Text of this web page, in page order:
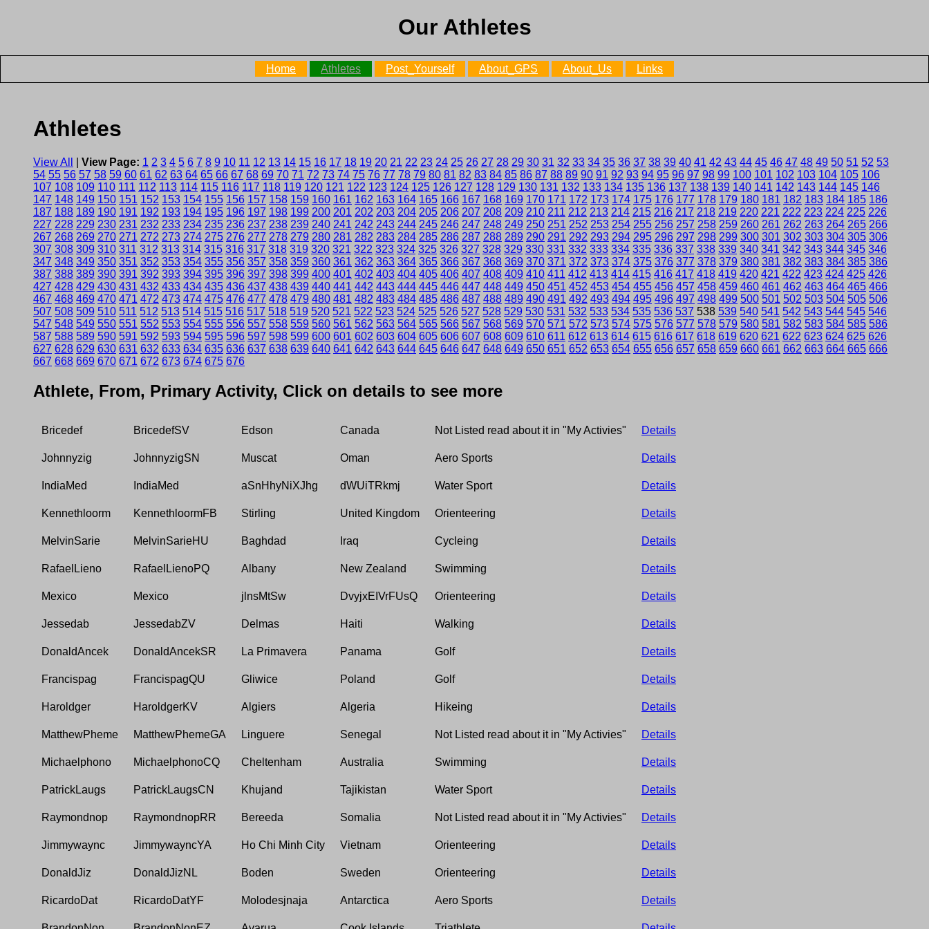
Our Athletes
Home Athletes Post_Yourself About_GPS About_Us Links
Athletes
View All View Page: 1 2 3 4 5 6 7 8 9 10 11 12 13 14 15 16 17 18 19 20 21 22 23 24 25 26 27 28 29 30 31 32 33 34 35 36 37 38 39 40 41 42 43 44 45 46 47 48 49 50 51 52 53
54 55 56 57 58 59 60 61 62 63 64 65 66 67 68 69 70 71 72 73 74 75 76 77 78 79 80 81 82 83 84 85 86 87 88 89 90 91 92 93 94 95 96 97 98 99 100 101 102 103 104 105 106
107 108 109 110 111 112 113 114 115 116 117 118 119 120 121 122 123 124 125 126 127 128 129 130 131 132 133 134 135 136 137 138 139 140 141 142 143 144 145 146
147 148 149 150 151 152 153 154 155 156 157 158 159 160 161 162 163 164 165 166 167 168 169 170 171 172 173 174 175 176 177 178 179 180 181 182 183 184 185 186
187 188 189 190 191 192 193 194 195 196 197 198 199 200 201 202 203 204 205 206 207 208 209 210 211 212 213 214 215 216 217 218 219 220 221 222 223 224 225 226
227 228 229 230 231 232 233 234 235 236 237 238 239 240 241 242 243 244 245 246 247 248 249 250 251 252 253 254 255 256 257 258 259 260 261 262 263 264 265 266
267 268 269 270 271 272 273 274 275 276 277 278 279 280 281 282 283 284 285 286 287 288 289 290 291 292 293 294 295 296 297 298 299 300 301 302 303 304 305 306
307 308 309 310 311 312 313 314 315 316 317 318 319 320 321 322 323 324 325 326 327 328 329 330 331 332 333 334 335 336 337 338 339 340 341 342 343 344 345 346
347 348 349 350 351 352 353 354 355 356 357 358 359 360 361 362 363 364 365 366 367 368 369 370 371 372 373 374 375 376 377 378 379 380 381 382 383 384 385 386
387 388 389 390 391 392 393 394 395 396 397 398 399 400 401 402 403 404 405 406 407 408 409 410 411 412 413 414 415 416 417 418 419 420 421 422 423 424 425 426
427 428 429 430 431 432 433 434 435 436 437 438 439 440 441 442 443 444 445 446 447 448 449 450 451 452 453 454 455 456 457 458 459 460 461 462 463 464 465 466
467 468 469 470 471 472 473 474 475 476 477 478 479 480 481 482 483 484 485 486 487 488 489 490 491 492 493 494 495 496 497 498 499 500 501 502 503 504 505 506
507 508 509 510 511 512 513 514 515 516 517 518 519 520 521 522 523 524 525 526 527 528 529 530 531 532 533 534 535 536 537 538 539 540 541 542 543 544 545 546
547 548 549 550 551 552 553 554 555 556 557 558 559 560 561 562 563 564 565 566 567 568 569 570 571 572 573 574 575 576 577 578 579 580 581 582 583 584 585 586
587 588 589 590 591 592 593 594 595 596 597 598 599 600 601 602 603 604 605 606 607 608 609 610 611 612 613 614 615 616 617 618 619 620 621 622 623 624 625 626
627 628 629 630 631 632 633 634 635 636 637 638 639 640 641 642 643 644 645 646 647 648 649 650 651 652 653 654 655 656 657 658 659 660 661 662 663 664 665 666
667 668 669 670 671 672 673 674 675 676
Athlete, From, Primary Activity, Click on details to see more
Bricedef BricedefSV Edson Canada Not Listed read about it in "My Activies" Details
Johnnyzig JohnnyzigSN Muscat Oman Aero Sports Details
IndiaMed IndiaMed aSnHhyNiXJhg dWUiTRkmj Water Sport Details
Kennethloorm KennethloormFB Stirling United Kingdom Orienteering Details
MelvinSarie MelvinSarieHU Baghdad Iraq Cycleing Details
RafaelLieno RafaelLienoPQ Albany New Zealand Swimming Details
Mexico Mexico jlnsMtSw DvyjxEIVrFUsQ Orienteering Details
Jessedab JessedabZV Delmas Haiti Walking Details
DonaldAncek DonaldAncekSR La Primavera Panama Golf Details
Francispag FrancispagQU Gliwice Poland Golf Details
Haroldger HaroldgerKV Algiers Algeria Hikeing Details
MatthewPheme MatthewPhemeGA Linguere Senegal Not Listed read about it in "My Activies" Details
Michaelphono MichaelphonoCQ Cheltenham Australia Swimming Details
PatrickLaugs PatrickLaugsCN Khujand Tajikistan Water Sport Details
Raymondnop RaymondnopRR Bereeda Somalia Not Listed read about it in "My Activies" Details
Jimmywaync JimmywayncYA Ho Chi Minh City Vietnam Orienteering Details
DonaldJiz DonaldJizNL Boden Sweden Orienteering Details
RicardoDat RicardoDatYF Molodesjnaja Antarctica Aero Sports Details